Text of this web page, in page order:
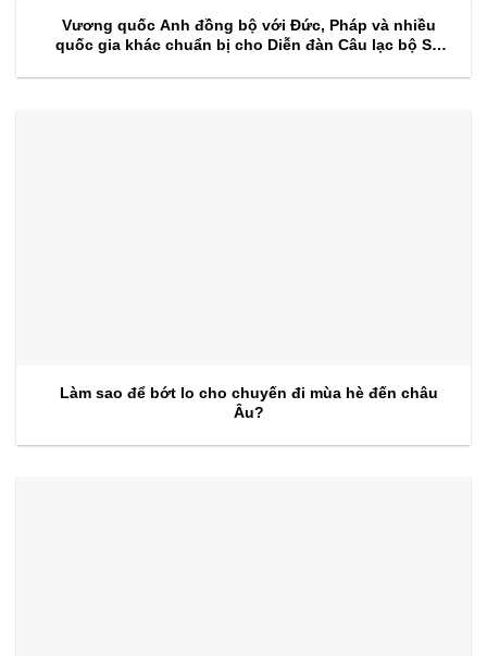
Vương quốc Anh đồng bộ với Đức, Pháp và nhiều
quốc gia khác chuẩn bị cho Diễn đàn Câu lạc bộ Sự
Làm sao để bớt lo cho chuyến đi mùa hè đến châu
Âu?